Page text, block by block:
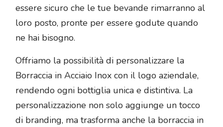
essere sicuro che le tue bevande rimarranno al
loro posto, pronte per essere godute quando
ne hai bisogno.
Offriamo la possibilità di personalizzare la
Borraccia in Acciaio Inox con il logo aziendale,
rendendo ogni bottiglia unica e distintiva. La
personalizzazione non solo aggiunge un tocco
di branding, ma trasforma anche la borraccia in